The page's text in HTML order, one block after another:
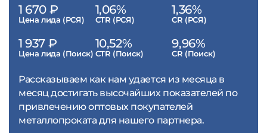
1 670 ₽
Цена лида (РСЯ)
1,06%
CTR (РСЯ)
1,36%
CR (РСЯ)
1 937 ₽
Цена лида (Поиск)
10,52%
CTR (Поиск)
9,96%
CR (Поиск)
Рассказываем как нам удается из месяца в
месяц достигать высочайших показателей по
привлечению оптовых покупателей
металлопроката для нашего партнера.